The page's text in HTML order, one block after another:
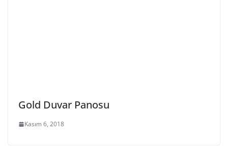
Gold Duvar Panosu
Kasım 6, 2018